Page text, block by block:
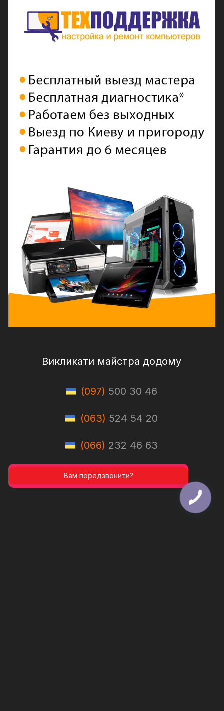
Викликати майстра додому
(097) 500 30 46
(063) 524 54 20
(066) 232 46 63
Вам передзвонити?